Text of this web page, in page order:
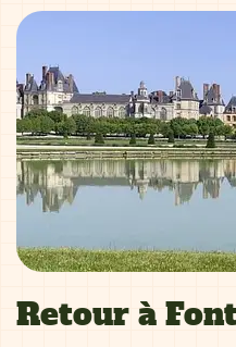
Retour à